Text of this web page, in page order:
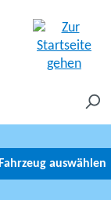
Fahrzeug auswählen